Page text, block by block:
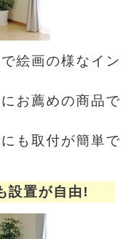
絵画の様なイン
お薦めの商品で
も取付が簡単で
設置が自由!